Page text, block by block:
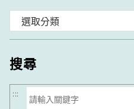
類
搜尋
搜
:::